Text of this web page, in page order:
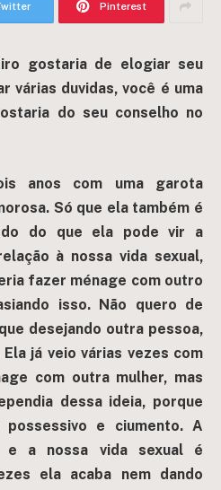
Pinterest
gostaria de elogiar seu
várias duvidas, você é uma
do seu conselho no
anos com uma garota
Só que ela também é
do que ela pode vir a
à nossa vida sexual,
fazer ménage com outro
isso. Não quero de
desejando outra pessoa,
já veio várias vezes com
com outra mulher, mas
dessa ideia, porque
e ciumento. A
e a nossa vida sexual é
ela acaba nem dando